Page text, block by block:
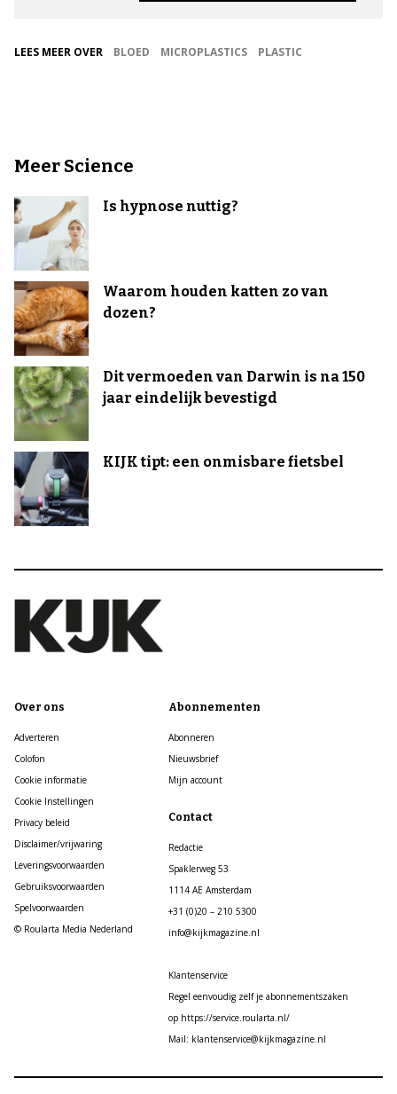
LEES MEER OVER BLOED MICROPLASTICS PLASTIC
Meer Science
Is hypnose nuttig?
Waarom houden katten zo van
dozen?
Dit vermoeden van Darwin is na 150
jaar eindelijk bevestigd
KIJK tipt: een onmisbare fietsbel
Over ons
Adverteren
Colofon
Cookie informatie
Cookie Instellingen
Privacy beleid
Disclaimer/vrijwaring
Leveringsvoorwaarden
Gebruiksvoorwaarden
Spelvoorwaarden
© Roularta Media Nederland
Abonnementen
Abonneren
Nieuwsbrief
Mijn account
Contact
Redactie
Spaklerweg 53
1114 AE Amsterdam
+31 (0)20 – 210 5300
info@kijkmagazine.nl
Klantenservice
Regel eenvoudig zelf je abonnementszaken
op https://service.roularta.nl/
Mail: klantenservice@kijkmagazine.nl